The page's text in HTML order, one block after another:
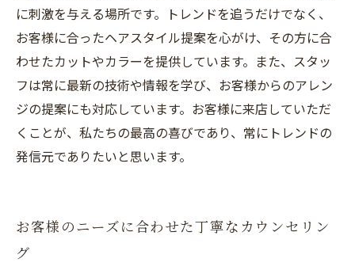
に刺激を与える場所です。トレンドを追うだけでなく、
お客様に合ったヘアスタイル提案を心がけ、その方に合
わせたカットやカラーを提供しています。また、スタッ
フは常に最新の技術や情報を学び、お客様からのアレン
ジの提案にも対応しています。お客様に来店していただ
くことが、私たちの最高の喜びであり、常にトレンドの
発信元でありたいと思います。
お客様のニーズに合わせた丁寧なカウンセリン
グ